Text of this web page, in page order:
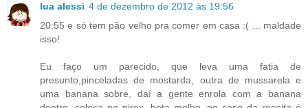
lua alessi 4 de dezembro de 2012 às 19:56
20:55 e só tem pão velho pra comer em casa :( ... maldade
isso!
Eu faço um parecido, que leva uma fatia de
presunto,pinceladas de mostarda, outra de mussarela e
uma banana sobre, daí a gente enrola com a banana